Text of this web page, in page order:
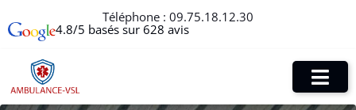
Téléphone : 09.75.18.12.30
4.8/5 basés sur 628 avis